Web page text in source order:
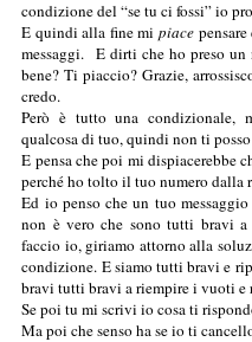
condizione del “se tu ci fossi” io
E quindi alla fine mi piace
messaggi. E dirti che ho preso
bene? Ti piaccio? Grazie,
credo.
Però è tutto una condizionale,
qualcosa di tuo, quindi non ti
E pensa che poi mi dispiacerebbe
perché ho tolto il tuo numero dalla
Ed io penso che un tuo
non è vero che sono tutti bravi
faccio io, giriamo attorno alla
condizione. E siamo tutti bravi e
bravi tutti bravi a riempire i vuoti
Se poi tu mi scrivi io cosa ti
Ma poi che senso ha se io ti